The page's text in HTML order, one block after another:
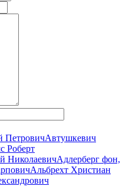
ПетровичАвтушкевич
Роберт
НиколаевичАдлерберг фон,
Альбрехт Христиан